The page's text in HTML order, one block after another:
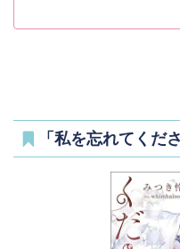
「私を忘れてくだ